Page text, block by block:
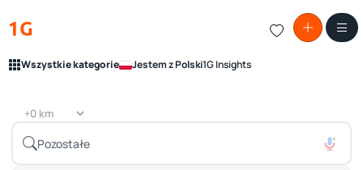
1G
Wszystkie kategorie Jestem z Polski1G Insights